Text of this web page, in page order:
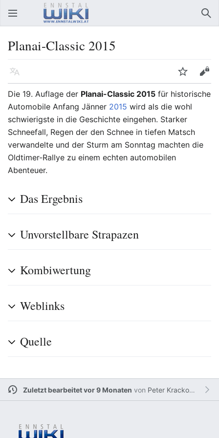
Hauptmenü öffnen
Planai-Classic 2015
Sprache Beobachten
Bearbeiten
Die 19. Auflage der Planai-Classic 2015 für historische
Automobile Anfang Jänner 2015 wird als die wohl
schwierigste in die Geschichte eingehen. Starker
Schneefall, Regen der den Schnee in tiefen Matsch
verwandelte und der Sturm am Sonntag machten die
Oldtimer-Rallye zu einem echten automobilen
Abenteuer.
Das Ergebnis
Unvorstellbare Strapazen
Kombiwertung
Weblinks
Quelle
Zuletzt bearbeitet vor 9 Monaten von Peter Krackowizer